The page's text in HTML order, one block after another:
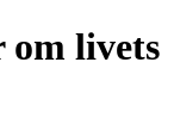
om livets